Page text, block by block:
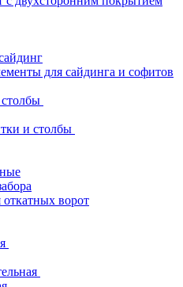
для сайдинга и софитов
и столбы
ворот